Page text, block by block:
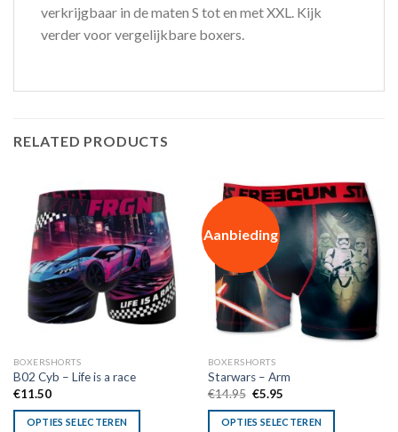
verkrijgbaar in de maten S tot en met XXL. Kijk
verder voor vergelijkbare boxers.
RELATED PRODUCTS
BOXERSHORTS
B02 Cyb – Life is a race
€11.50
OPTIES SELECTEREN
Aanbieding
BOXERSHORTS
Starwars – Arm
€14.95 Oorspronkelijke
was:
€14.95.
€5.95Huidige
is:
€5.95.
OPTIES SELECTEREN